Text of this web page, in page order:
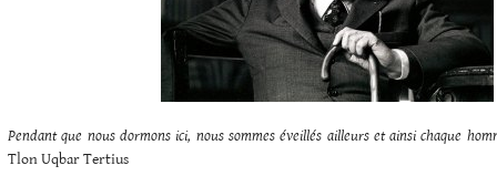
Pendant que nous dormons ici, nous sommes éveillés ailleurs et ainsi chaque
Tlon Uqbar Tertius